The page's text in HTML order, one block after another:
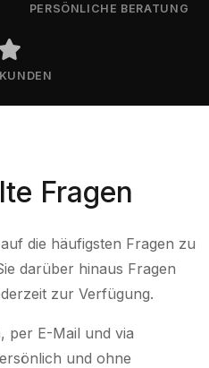
PERSÖNLICHE BERATUNG
Fragen
die häufigsten Fragen zu
darüber hinaus Fragen
zur Verfügung.
per E-Mail und via
und ohne